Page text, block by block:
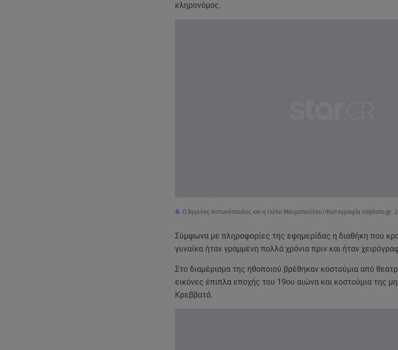
κληρονόμος.
Ο Άγγελος Αντωνόπουλος και η Γκέλυ Μαυροπούλου/Φωτογραφία ndphoto.gr
Σύμφωνα με πληροφορίες της εφημερίδας η διαθήκη που
γυναίκα ήταν γραμμένη πολλά χρόνια πριν και ήταν
Στο διαμέρισμα της ηθοποιού βρέθηκαν κοστούμια από
εικόνες έπιπλα εποχής του 19ου αιώνα και κοστούμια της
Κρεββατά.